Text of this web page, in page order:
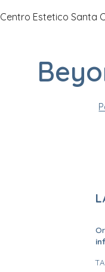
Skip to main content
Centro Estetico Santa